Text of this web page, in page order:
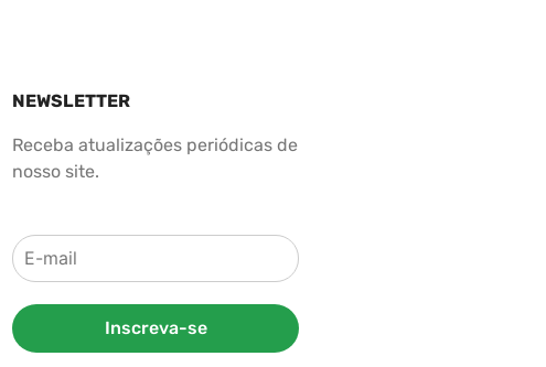
NEWSLETTER
Receba atualizações periódicas de
nosso site.
Inscreva-se